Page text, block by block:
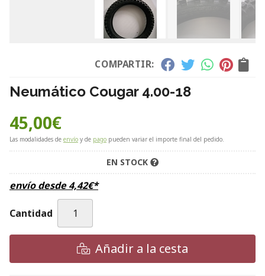
COMPARTIR:
Neumático Cougar 4.00-18
45,00€
Las modalidades de envío y de pago pueden variar el importe final del pedido.
EN STOCK
envío desde4,42€*
Cantidad
Añadir a la cesta